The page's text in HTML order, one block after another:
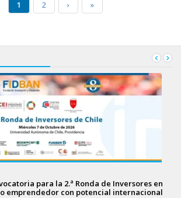
1 2 › »
para la 2.ª Ronda de Inversores en
emprendedor con potencial internacional